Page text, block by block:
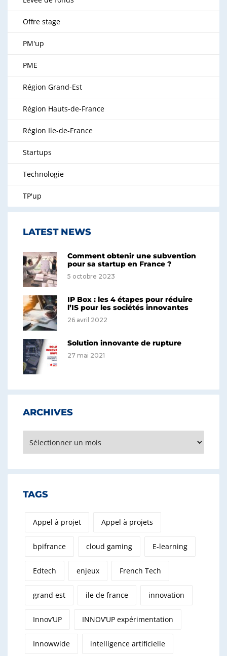
Offre stage
PM'up
PME
Région Grand-Est
Région Hauts-de-France
Région Ile-de-France
Startups
Technologie
TP'up
LATEST NEWS
Comment obtenir une subvention
pour sa startup en France ?
5 octobre 2023
IP Box : les 4 étapes pour réduire
l’IS pour les sociétés innovantes
26 avril 2022
Solution innovante de rupture
27 mai 2021
ARCHIVES
TAGS
Appel à projet Appel à projets
bpifrance cloud gaming E-learning
Edtech enjeux French Tech
grand est ile de france innovation
Innov’UP INNOV’UP expérimentation
Innowwide intelligence artificielle